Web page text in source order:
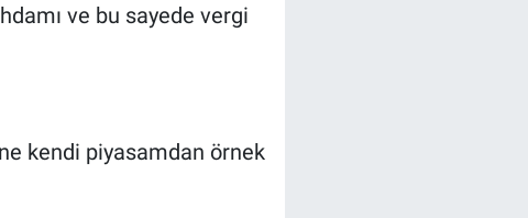
ve bu sayede vergi
kendi piyasamdan örnek